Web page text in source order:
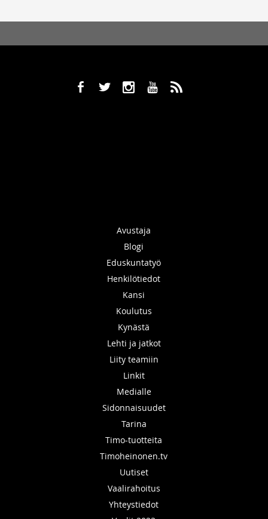
b a x r ,
Avustaja
Blogi
Eduskuntatyö
Henkilötiedot
Kansi
Koulutus
Kynästä
Lehti ja jatkot
Liity teamiin
Linkit
Medialle
Sidonnaisuudet
Tarina
Timo-tuotteita
Timoheinonen.tv
Uutiset
Vaalirahoitus
Yhteystiedot